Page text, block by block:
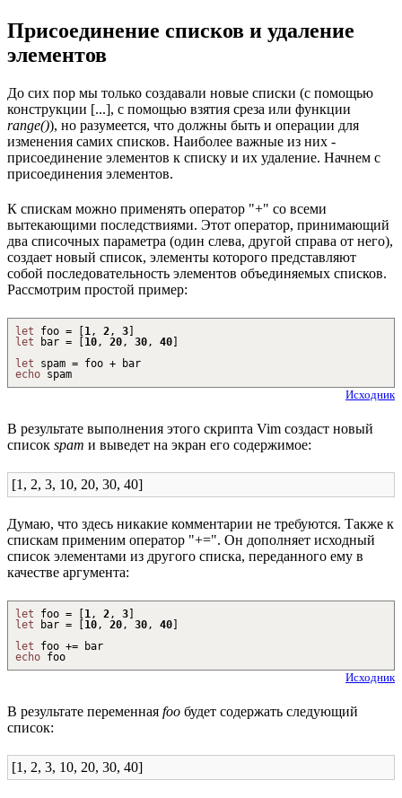
Присоединение списков и удаление
элементов
До сих пор мы только создавали новые списки (с помощью
конструкции [...], с помощью взятия среза или функции
range()), но разумеется, что должны быть и операции для
изменения самих списков. Наиболее важные из них -
присоединение элементов к списку и их удаление. Начнем с
присоединения элементов.
К спискам можно применять оператор "+" со всеми
вытекающими последствиями. Этот оператор, принимающий
два списочных параметра (один слева, другой справа от него),
создает новый список, элементы которого представляют
собой последовательность элементов объединяемых списков.
Рассмотрим простой пример:
let foo = [1 , 2 , 3]
let bar = [10 , 20 , 30 , 40]
let spam = foo + bar
echo spam
Исходник
В результате выполнения этого скрипта Vim создаст новый
список spam и выведет на экран его содержимое:
[1, 2, 3, 10, 20, 30, 40]
Думаю, что здесь никакие комментарии не требуются. Также к
спискам применим оператор "+=". Он дополняет исходный
список элементами из другого списка, переданного ему в
качестве аргумента:
let foo = [1 , 2 , 3]
let bar = [10 , 20 , 30 , 40]
let foo += bar
echo foo
Исходник
В результате переменная foo будет содержать следующий
список:
[1, 2, 3, 10, 20, 30, 40]